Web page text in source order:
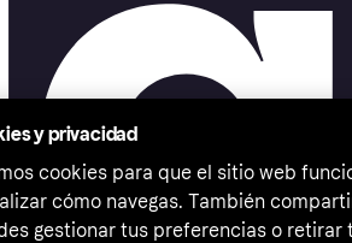
y privacidad
cookies para que el sitio web
cómo navegas. También
gestionar tus preferencias o